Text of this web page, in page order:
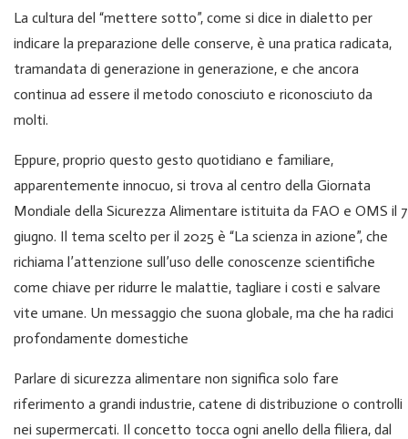
La cultura del “mettere sotto”, come si dice in dialetto per
indicare la preparazione delle conserve, è una pratica radicata,
tramandata di generazione in generazione, e che ancora
continua ad essere il metodo conosciuto e riconosciuto da
molti.
Eppure, proprio questo gesto quotidiano e familiare,
apparentemente innocuo, si trova al centro della Giornata
Mondiale della Sicurezza Alimentare istituita da FAO e OMS il 7
giugno. Il tema scelto per il 2025 è “La scienza in azione”, che
richiama l’attenzione sull’uso delle conoscenze scientifiche
come chiave per ridurre le malattie, tagliare i costi e salvare
vite umane. Un messaggio che suona globale, ma che ha radici
profondamente domestiche
Parlare di sicurezza alimentare non significa solo fare
riferimento a grandi industrie, catene di distribuzione o controlli
nei supermercati. Il concetto tocca ogni anello della filiera, dal